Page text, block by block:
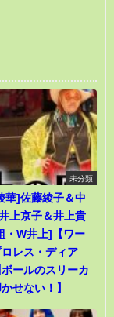
未分類
華]佐藤綾子＆中
上京子＆井上貴
・W井上]【ワー
レス・ディア
ールのスリーカ
せない！】